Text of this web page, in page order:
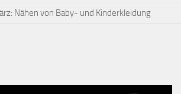
Nähen von Baby- und Kinderkleidung